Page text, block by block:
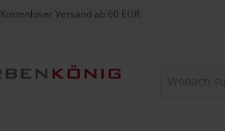
Kostenloser Versand ab 60 EUR